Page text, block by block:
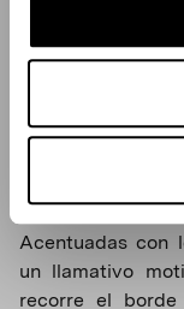
La audaz silueta
Acentuadas con
un llamativo
recorre el